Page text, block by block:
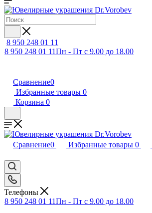
8 950 248 01 11
8 950 248 01 11Пн - Пт с 9.00 до 18.00
Сравнение0
Избранные товары 0
Корзина 0
Сравнение0 Избранные товары 0
Телефоны
8 950 248 01 11Пн - Пт с 9.00 до 18.00